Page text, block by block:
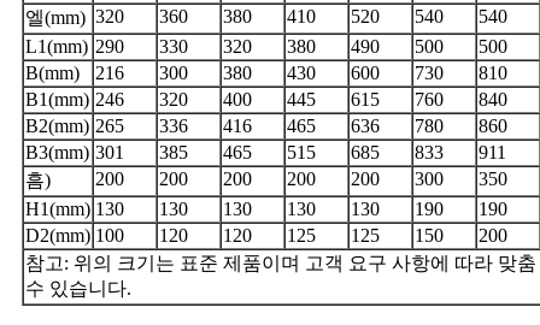
엘(mm) 320 360 380 410 520 540
540
L1(mm) 290 330 320 380 490 500
500
B(mm)
216 300 380 430 600 730
810
B1(mm) 246 320 400 445 615 760
840
B2(mm) 265 336 416 465 636 780
860
B3(mm) 301 385 465 515 685 833
911
흠)
200 200 200 200 200 300
350
H1(mm) 130 130 130 130 130 190
190
D2(mm) 100 120 120 125 125 150
200
참고: 위의 크기는 표준 제품이며 고객 요구 사항에 따라 맞
수 있습니다.